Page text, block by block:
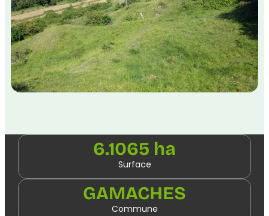
6.1065 ha
Surface
GAMACHES
Commune